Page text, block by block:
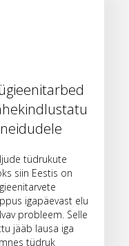
tüdrukute
siin Eestis on
igapäevast elu
probleem. Selle
jääb lausa iga
tüdruk